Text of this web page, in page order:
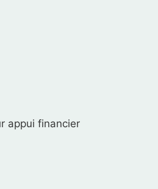
appui financier